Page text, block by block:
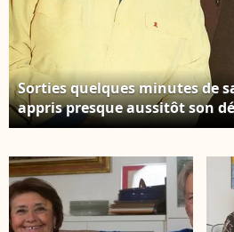
Sorties quelques minutes de
appris presque aussitôt son
soudainement. Herbert